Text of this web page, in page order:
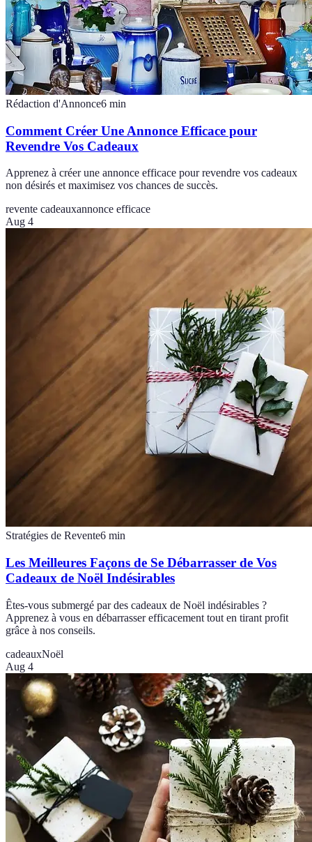
Rédaction d'Annonce6 min
Comment Créer Une Annonce Efficace pour
Revendre Vos Cadeaux
Apprenez à créer une annonce efficace pour revendre vos cadeaux
non désirés et maximisez vos chances de succès.
revente cadeauxannonce efficace
Aug 4
Stratégies de Revente6 min
Les Meilleures Façons de Se Débarrasser de Vos
Cadeaux de Noël Indésirables
Êtes-vous submergé par des cadeaux de Noël indésirables ?
Apprenez à vous en débarrasser efficacement tout en tirant profit
grâce à nos conseils.
cadeauxNoël
Aug 4